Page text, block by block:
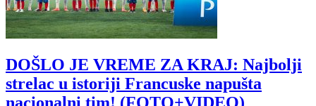
DOŠLO JE VREME ZA KRAJ: Najbolji
strelac u istoriji Francuske napušta